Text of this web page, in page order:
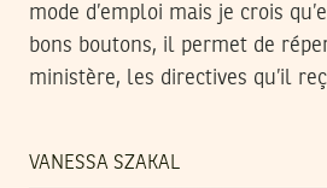
mode d’emploi mais je crois
bons boutons, il permet de
ministère, les directives qu’il
VANESSA SZAKAL